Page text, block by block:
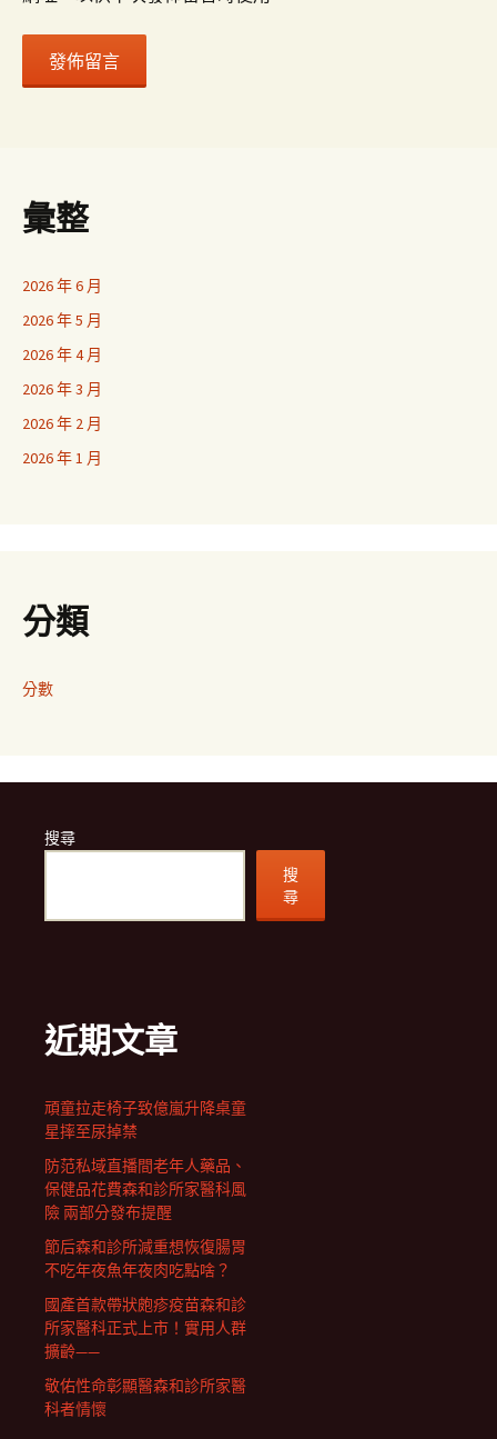
彙整
2026 年 6 月
2026 年 5 月
2026 年 4 月
2026 年 3 月
2026 年 2 月
2026 年 1 月
分類
分數
搜尋
搜
尋
近期文章
頑童拉走椅子致億嵐升降桌童
星摔至尿掉禁
防范私域直播間老年人藥品、
保健品花費森和診所家醫科風
險 兩部分發布提醒
節后森和診所減重想恢復腸胃
不吃年夜魚年夜肉吃點啥？
國產首款帶狀皰疹疫苗森和診
所家醫科正式上市！實用人群
擴齡——
敬佑性命彰顯醫森和診所家醫
科者情懷